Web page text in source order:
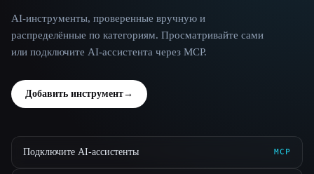
AI-инструменты, проверенные вручную и
распределённые по категориям. Просматривайте сами
или подключите AI-ассистента через MCP.
Добавить инструмент→
Подключите AI-ассистенты MCP